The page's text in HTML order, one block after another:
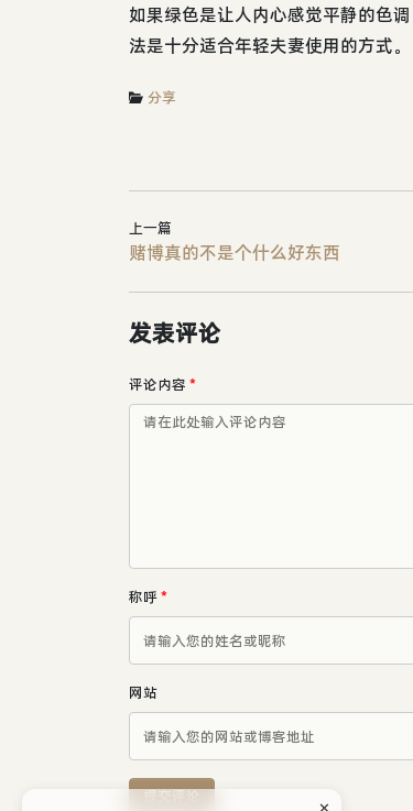
如果绿色是让人内心感觉平静的色
法是十分适合年轻夫妻使用的方式。
分享
上一篇
赌博真的不是个什么好东西
发表评论
评论内容 *
称呼*
网站
提交评论